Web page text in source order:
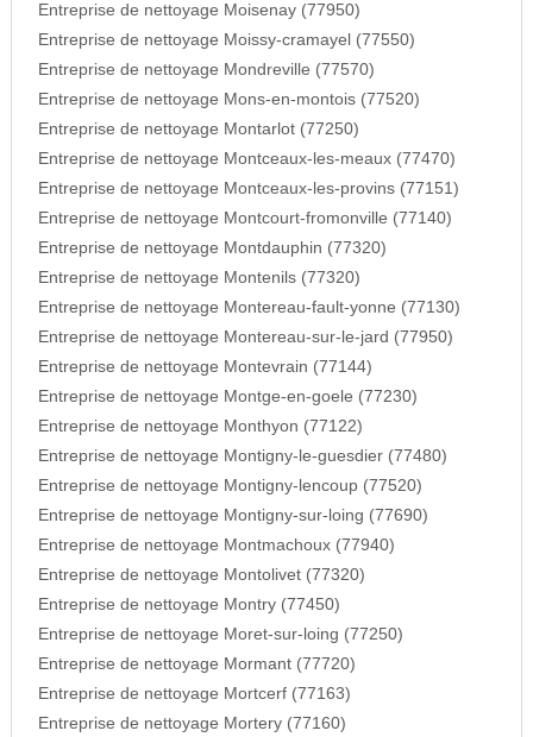
Entreprise de nettoyage Moisenay (77950)
Entreprise de nettoyage Moissy-cramayel (77550)
Entreprise de nettoyage Mondreville (77570)
Entreprise de nettoyage Mons-en-montois (77520)
Entreprise de nettoyage Montarlot (77250)
Entreprise de nettoyage Montceaux-les-meaux (77470)
Entreprise de nettoyage Montceaux-les-provins (77151)
Entreprise de nettoyage Montcourt-fromonville (77140)
Entreprise de nettoyage Montdauphin (77320)
Entreprise de nettoyage Montenils (77320)
Entreprise de nettoyage Montereau-fault-yonne (77130)
Entreprise de nettoyage Montereau-sur-le-jard (77950)
Entreprise de nettoyage Montevrain (77144)
Entreprise de nettoyage Montge-en-goele (77230)
Entreprise de nettoyage Monthyon (77122)
Entreprise de nettoyage Montigny-le-guesdier (77480)
Entreprise de nettoyage Montigny-lencoup (77520)
Entreprise de nettoyage Montigny-sur-loing (77690)
Entreprise de nettoyage Montmachoux (77940)
Entreprise de nettoyage Montolivet (77320)
Entreprise de nettoyage Montry (77450)
Entreprise de nettoyage Moret-sur-loing (77250)
Entreprise de nettoyage Mormant (77720)
Entreprise de nettoyage Mortcerf (77163)
Entreprise de nettoyage Mortery (77160)